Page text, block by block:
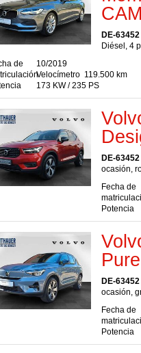
DE-
Diésel, 4
de
10/2019
Velocímetro 119.500 km
173 KW / 235 PS
DE-
ocasión,
Fecha de
Potencia
DE-
ocasión,
Fecha de
Potencia